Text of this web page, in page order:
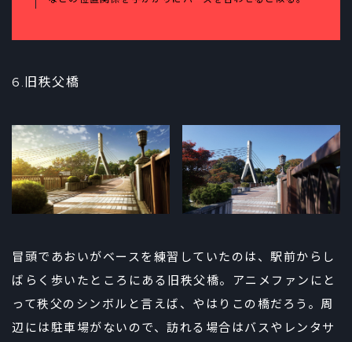
6.旧秩父橋
冒頭であおいがベースを練習していたのは、駅前からし
ばらく歩いたところにある旧秩父橋。アニメファンにと
って秩父のシンボルと言えば、やはりこの橋だろう。周
辺には駐車場がないので、訪れる場合はバスやレンタサ